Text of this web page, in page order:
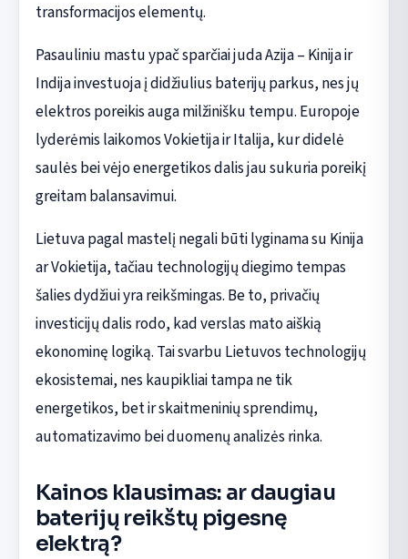
transformacijos elementų.
Pasauliniu mastu ypač sparčiai juda Azija – Kinija ir
Indija investuoja į didžiulius baterijų parkus, nes jų
elektros poreikis auga milžinišku tempu. Europoje
lyderėmis laikomos Vokietija ir Italija, kur didelė
saulės bei vėjo energetikos dalis jau sukuria poreikį
greitam balansavimui.
Lietuva pagal mastelį negali būti lyginama su Kinija
ar Vokietija, tačiau technologijų diegimo tempas
šalies dydžiui yra reikšmingas. Be to, privačių
investicijų dalis rodo, kad verslas mato aiškią
ekonominę logiką. Tai svarbu Lietuvos technologijų
ekosistemai, nes kaupikliai tampa ne tik
energetikos, bet ir skaitmeninių sprendimų,
automatizavimo bei duomenų analizės rinka.
Kainos klausimas: ar daugiau
baterijų reikštų pigesnę
elektrą?